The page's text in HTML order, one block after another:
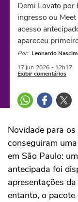
Demi Lovato por
ingresso ou
acesso
apareceu
Por: Leonardo
17 jun 2026 - 12h17
Exibir comentários
Novidade para
conseguiram
em São Paulo:
antecipada foi
apresentações da
entanto, o